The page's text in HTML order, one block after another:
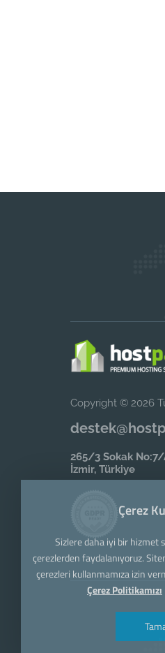
Copyright © 2026
265/3 Sokak
İzmir, Türkiye
Çerez
Sizlere daha iyi bir hizmet
çerezlerden faydalanıyoruz.
çerezleri kullanmamıza izin
Çerez Politikamızı